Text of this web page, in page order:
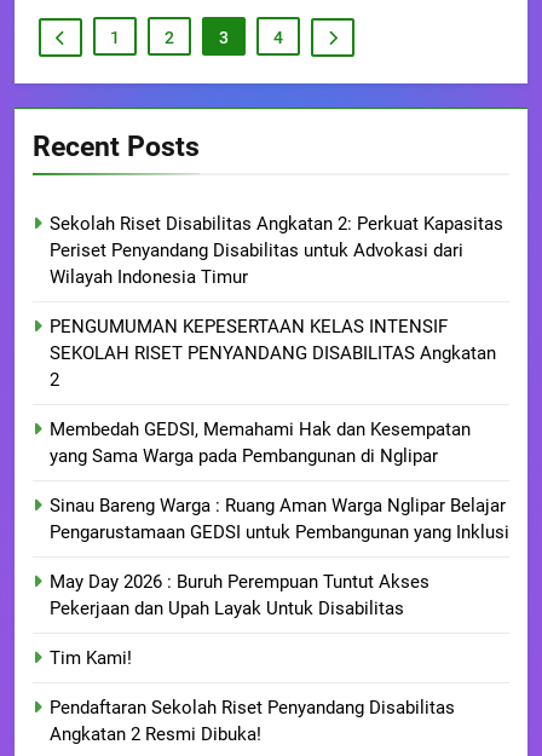
1 2 3 4
Recent Posts
Sekolah Riset Disabilitas Angkatan 2: Perkuat Kapasitas
Periset Penyandang Disabilitas untuk Advokasi dari
Wilayah Indonesia Timur
PENGUMUMAN KEPESERTAAN KELAS INTENSIF
SEKOLAH RISET PENYANDANG DISABILITAS Angkatan
2
Membedah GEDSI, Memahami Hak dan Kesempatan
yang Sama Warga pada Pembangunan di Nglipar
Sinau Bareng Warga : Ruang Aman Warga Nglipar Belajar
Pengarustamaan GEDSI untuk Pembangunan yang Inklusi
May Day 2026 : Buruh Perempuan Tuntut Akses
Pekerjaan dan Upah Layak Untuk Disabilitas
Tim Kami!
Pendaftaran Sekolah Riset Penyandang Disabilitas
Angkatan 2 Resmi Dibuka!